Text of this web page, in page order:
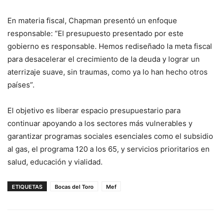
En materia fiscal, Chapman presentó un enfoque
responsable: “El presupuesto presentado por este
gobierno es responsable. Hemos rediseñado la meta fiscal
para desacelerar el crecimiento de la deuda y lograr un
aterrizaje suave, sin traumas, como ya lo han hecho otros
países”.
El objetivo es liberar espacio presupuestario para
continuar apoyando a los sectores más vulnerables y
garantizar programas sociales esenciales como el subsidio
al gas, el programa 120 a los 65, y servicios prioritarios en
salud, educación y vialidad.
ETIQUETAS Bocas del Toro Mef